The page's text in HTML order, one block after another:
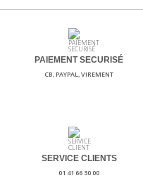
PAIEMENT SECURISÉ
CB, PAYPAL, VIREMENT
SERVICE CLIENTS
01 41 66 30 00